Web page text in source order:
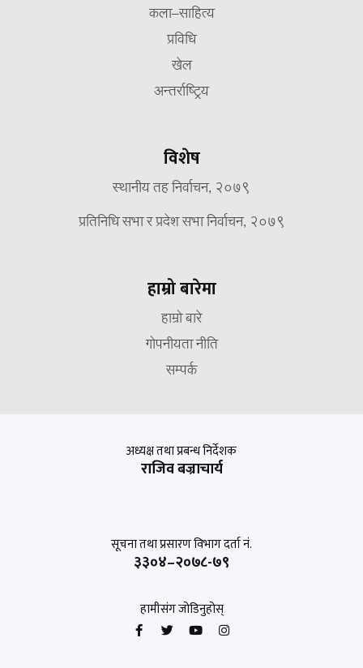
कला–साहित्य
प्रविधि
खेल
अन्तर्राष्ट्रिय
विशेष
स्थानीय तह निर्वाचन, २०७९
प्रतिनिधि सभा र प्रदेश सभा निर्वाचन, २०७९
हाम्रो बारेमा
हाम्रो बारे
गोपनीयता नीति
सम्पर्क
अध्यक्ष तथा प्रबन्ध निर्देशक
राजिव बज्राचार्य
सूचना तथा प्रसारण विभाग दर्ता नं.
३३०४–२०७८-७९
हामीसंग जोडिनुहोस्